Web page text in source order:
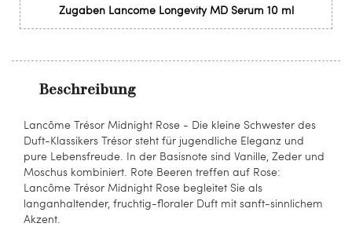
Beschreibung
Lancôme Trésor Midnight Rose - Die kleine Schwester des
Duft-Klassikers Trésor steht für jugendliche Eleganz und
pure Lebensfreude. In der Basisnote sind Vanille, Zeder und
Moschus kombiniert. Rote Beeren treffen auf Rose:
Lancôme Trésor Midnight Rose begleitet Sie als
langanhaltender, fruchtig-floraler Duft mit sanft-sinnlichem
Akzent.
Zugaben Lancome Longevity MD Serum 10 ml